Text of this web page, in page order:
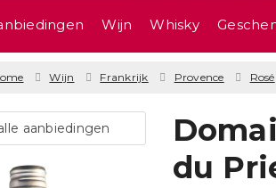
Wijn Whisky
Wijn Frankrijk Provence Rosé
aanbiedingen
du